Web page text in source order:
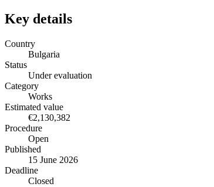
Key details
Country
Bulgaria
Status
Under evaluation
Category
Works
Estimated value
€2,130,382
Procedure
Open
Published
15 June 2026
Deadline
Closed